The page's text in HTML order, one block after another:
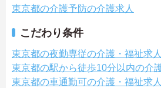
東京都の介護予防の介護求人
こだわり条件
東京都の夜勤専従の介護・福祉求人
東京都の駅から徒歩10分以内の介
東京都の車通勤可の介護・福祉求人